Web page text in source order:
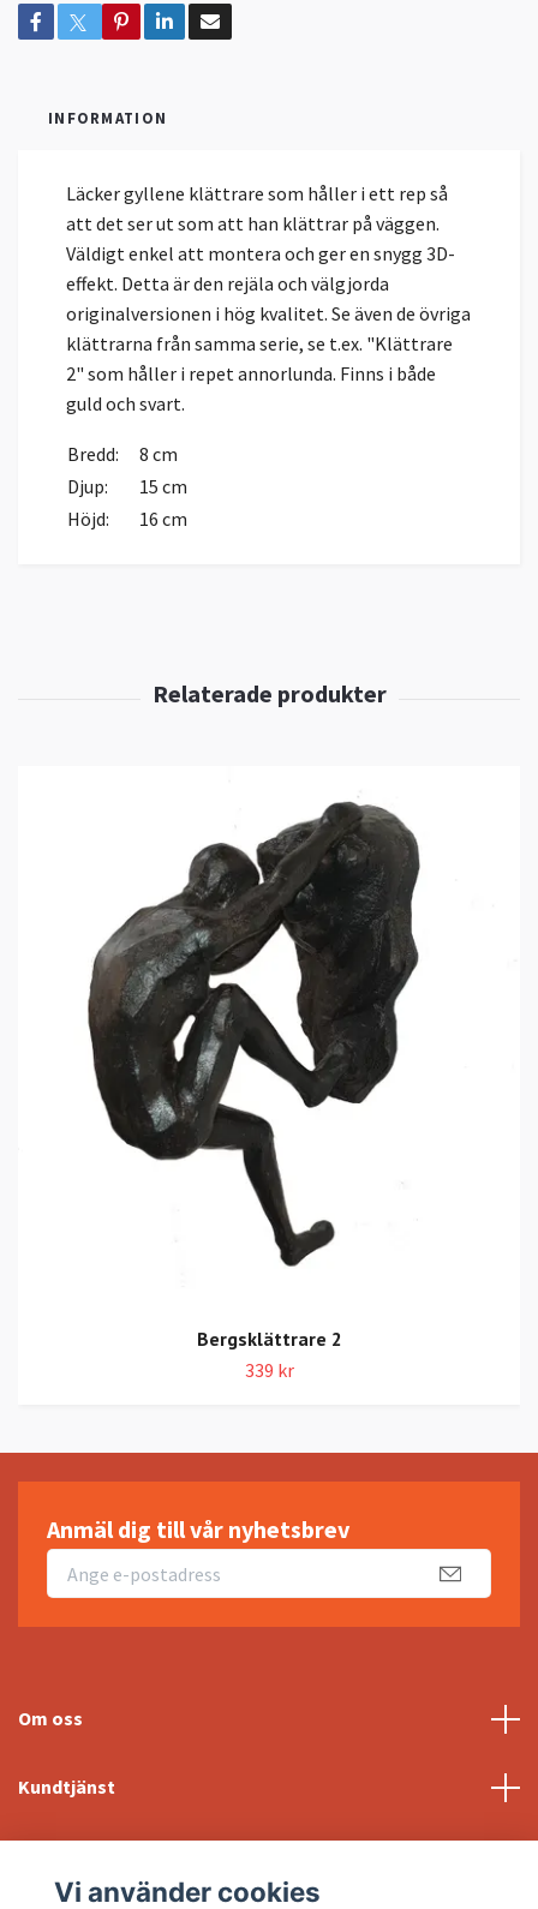
INFORMATION
Läcker gyllene klättrare som håller i ett rep så
att det ser ut som att han klättrar på väggen.
Väldigt enkel att montera och ger en snygg 3D-
effekt. Detta är den rejäla och välgjorda
originalversionen i hög kvalitet. Se även de övriga
klättrarna från samma serie, se t.ex. "Klättrare
2" som håller i repet annorlunda. Finns i både
guld och svart.
Bredd:
8 cm
Djup:
15 cm
Höjd:
16 cm
Bergsklättrare 2
339 kr
Anmäl dig till vår nyhetsbrev
Om oss
Kundtjänst
Vi använder cookies